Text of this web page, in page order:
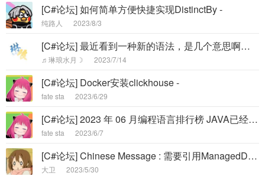
[C#论坛] 如何简单方便快捷实现DistinctBy -
纯路人 2023/8/3
[C#论坛] 最近看到一种新的语法，是几个意思啊？"!."。 -
♬琳琅水月☽ 2023/7/14
[C#论坛] Docker安装clickhouse -
fate sta 2023/6/29
[C#论坛] 2023 年 06 月编程语言排行榜 JAVA已经不行了 -
fate sta 2023/6/7
[C#论坛] Chinese Message : 需要引用ManagedDataAccess.dll，请在Nuget安装最新稳定版本, -
大卫 2023/5/30